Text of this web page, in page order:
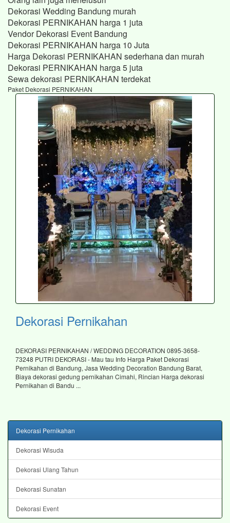
Dekorasi Wedding Bandung murah
Dekorasi PERNIKAHAN harga 1 juta
Vendor Dekorasi Event Bandung
Dekorasi PERNIKAHAN harga 10 Juta
Harga Dekorasi PERNIKAHAN sederhana dan murah
Dekorasi PERNIKAHAN harga 5 juta
Sewa dekorasi PERNIKAHAN terdekat
Paket Dekorasi PERNIKAHAN
Dekorasi Pernikahan
DEKORASI PERNIKAHAN / WEDDING DECORATION 0895-3658-
73248 PUTRI DEKORASI - Mau tau Info Harga Paket Dekorasi
Pernikahan di Bandung, Jasa Wedding Decoration Bandung Barat,
Biaya dekorasi gedung pernikahan Cimahi, Rincian Harga dekorasi
Pernikahan di Bandu ...
Dekorasi Pernikahan
Dekorasi Wisuda
Dekorasi Ulang Tahun
Dekorasi Sunatan
Dekorasi Event